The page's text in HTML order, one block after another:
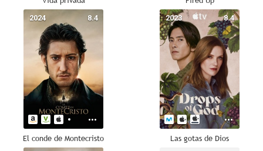
8.4
2024
El conde de Montecristo
8.4
2023
Las gotas de Dios